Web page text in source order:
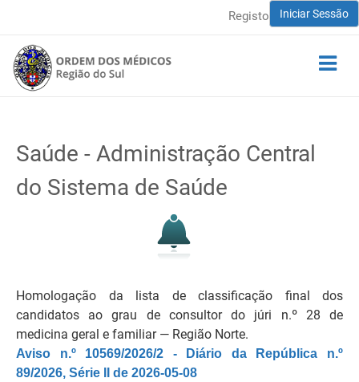
Iniciar Sessão
Registo
Saúde - Administração Central
do Sistema de Saúde
Homologação da lista de classificação final dos
candidatos ao grau de consultor do júri n.º 28 de
medicina geral e familiar ― Região Norte.
Aviso n.º 10569/2026/2 - Diário da República n.º
89/2026, Série II de 2026-05-08